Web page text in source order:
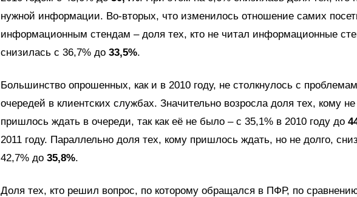
нужной информации. Во-вторых, что изменилось отношение самих
информационным стендам – доля тех, кто не читал информационные
снизилась с 36,7% до 33,5%.
Большинство опрошенных, как и в 2010 году, не столкнулось с
очередей в клиентских службах. Значительно возросла доля тех, кому не
пришлось ждать в очереди, так как её не было – с 35,1% в 2010 году до
2011 году. Параллельно доля тех, кому пришлось ждать, но не долго,
42,7% до 35,8%.
Доля тех, кто решил вопрос, по которому обращался в ПФР, по